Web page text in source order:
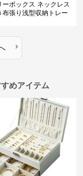
ーボックス ネックレス
布張り浅型収納トレー
›
めアイテム